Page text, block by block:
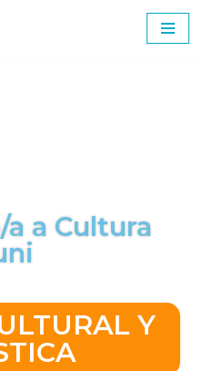
a Cultura
Y